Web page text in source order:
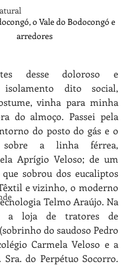
o Vale do Bodocongó e
arredores
desse doloroso e
isolamento dito social,
vinha para minha
do almoço. Passei pela
do posto do gás e o
sobre a linha férrea,
Aprígio Veloso; de um
sobrou dos eucaliptos
e vizinho, o moderno
Telmo Araújo. Na
a loja de tratores de
do saudoso Pedro
Carmela Veloso e a
Sra. do Perpétuo Socorro.